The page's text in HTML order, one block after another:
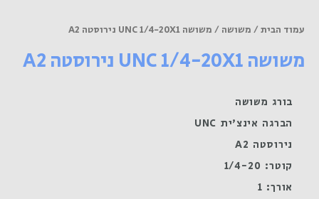
20X1
עמוד הבית/ משושה / משושה UNC 1/4-20X1 נירוסטה A2
משושה UNC 1/4-20X1 נירוסטה A2
בורג משושה
הברגה אינצ'ית UNC
נירוסטה A2
קוטר: 1/4-20
אורך: 1